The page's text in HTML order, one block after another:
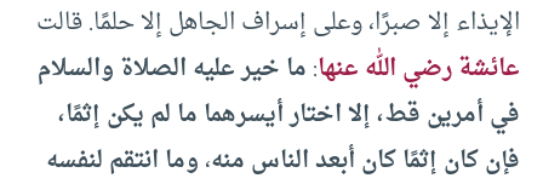
الإيذاء إلا صبرًا، وعلى إسراف الجاهل إلا حلمًا. قالت
عائشة رضي الله عنها:ما خير عليه الصلاة والسلام
في أمرين قط، إلا اختار أيسرهما ما لم يكن إثمًا،
فإن كان إثمًا كان أبعد الناس منه،وما انتقم لنفسه